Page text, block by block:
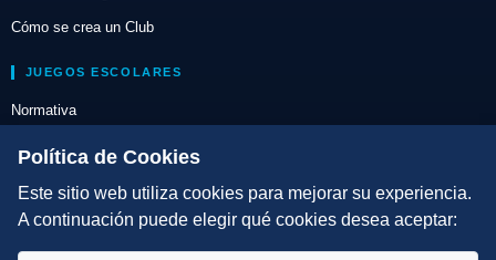
Cómo se crea un Club
JUEGOS ESCOLARES
Normativa
Escuelas de Triatlón
DIRECCIÓN TÉCNICA
Política de Cookies
Este sitio web utiliza cookies para mejorar su experiencia.
A continuación puede elegir qué cookies desea aceptar: